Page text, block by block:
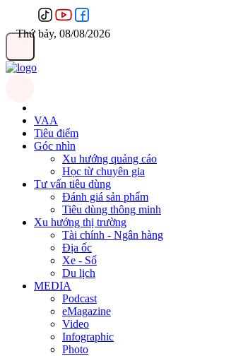
Thứ bảy, 08/08/2026
VAA
Tiêu điểm
Góc nhìn
Xu hướng quảng cáo
Học từ chuyên gia
Tư vấn tiêu dùng
Đánh giá sản phẩm
Tiêu dùng thông minh
Xu hướng thị trường
Tài chính - Ngân hàng
Địa ốc
Xe - Số
Du lịch
MEDIA
Podcast
eMagazine
Video
Infographic
Photo